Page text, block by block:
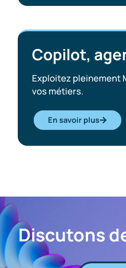
Copilot,
Exploitez pleinement
vos métiers.
En savoir plus
Discutons